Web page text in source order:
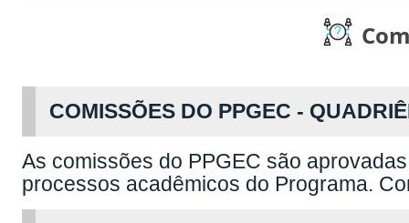
COMISSÕES DO PPGEC -
As comissões do PPGEC são
processos acadêmicos do Programa.